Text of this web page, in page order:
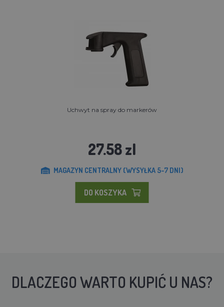
Uchwyt na spray do markerów
27.58 zl
MAGAZYN CENTRALNY (WYSYŁKA 5-7 DNI)
DO KOSZYKA
DLACZEGO WARTO KUPIĆ U NAS?